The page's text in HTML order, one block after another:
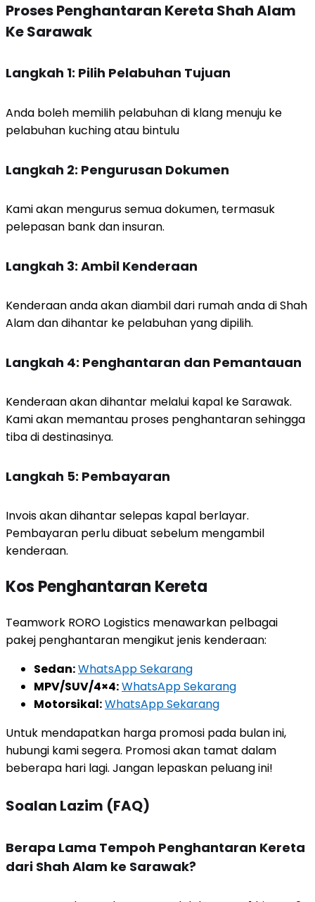
Proses Penghantaran Kereta Shah Alam
Ke Sarawak
Langkah 1: Pilih Pelabuhan Tujuan
Anda boleh memilih pelabuhan di klang menuju ke
pelabuhan kuching atau bintulu
Langkah 2: Pengurusan Dokumen
Kami akan mengurus semua dokumen, termasuk
pelepasan bank dan insuran.
Langkah 3: Ambil Kenderaan
Kenderaan anda akan diambil dari rumah anda di Shah
Alam dan dihantar ke pelabuhan yang dipilih.
Langkah 4: Penghantaran dan Pemantauan
Kenderaan akan dihantar melalui kapal ke Sarawak.
Kami akan memantau proses penghantaran sehingga
tiba di destinasinya.
Langkah 5: Pembayaran
Invois akan dihantar selepas kapal berlayar.
Pembayaran perlu dibuat sebelum mengambil
kenderaan.
Kos Penghantaran Kereta
Teamwork RORO Logistics menawarkan pelbagai
pakej penghantaran mengikut jenis kenderaan:
Sedan:WhatsApp Sekarang
MPV/SUV/4×4:WhatsApp Sekarang
Motorsikal:WhatsApp Sekarang
Untuk mendapatkan harga promosi pada bulan ini,
hubungi kami segera. Promosi akan tamat dalam
beberapa hari lagi. Jangan lepaskan peluang ini!
Soalan Lazim (FAQ)
Berapa Lama Tempoh Penghantaran Kereta
dari Shah Alam ke Sarawak?